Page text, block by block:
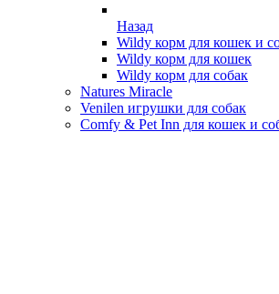
Назад
Wildy корм для кошек и
Wildy корм для кошек
Wildy корм для собак
Natures Miracle
Venilen игрушки для собак
Comfy & Pet Inn для кошек и